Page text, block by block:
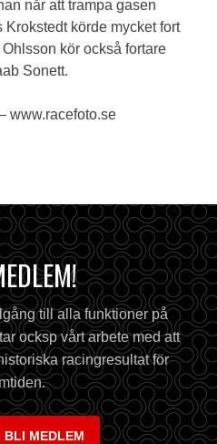
når att trampa gasen
körde mycket fort
kör också fortare
Sonett.
www.racefoto.se
till alla funktioner på
ocksp vårt arbete med att
racingresultat för
MEDLEM